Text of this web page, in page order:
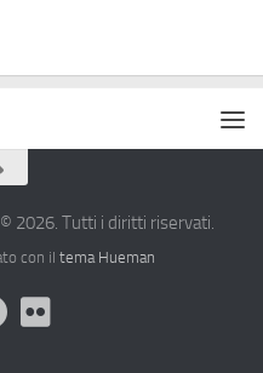
2026. Tutti i diritti riservati.
con il tema Hueman